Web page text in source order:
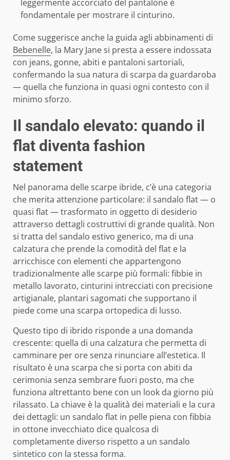
leggermente accorciato del pantalone è
fondamentale per mostrare il cinturino.
Come suggerisce anche la guida agli abbinamenti di
Bebenelle, la Mary Jane si presta a essere indossata
con jeans, gonne, abiti e pantaloni sartoriali,
confermando la sua natura di scarpa da guardaroba
— quella che funziona in quasi ogni contesto con il
minimo sforzo.
Il sandalo elevato: quando il
flat diventa fashion
statement
Nel panorama delle scarpe ibride, c’è una categoria
che merita attenzione particolare: il sandalo flat — o
quasi flat — trasformato in oggetto di desiderio
attraverso dettagli costruttivi di grande qualità. Non
si tratta del sandalo estivo generico, ma di una
calzatura che prende la comodità del flat e la
arricchisce con elementi che appartengono
tradizionalmente alle scarpe più formali: fibbie in
metallo lavorato, cinturini intrecciati con precisione
artigianale, plantari sagomati che supportano il
piede come una scarpa ortopedica di lusso.
Questo tipo di ibrido risponde a una domanda
crescente: quella di una calzatura che permetta di
camminare per ore senza rinunciare all’estetica. Il
risultato è una scarpa che si porta con abiti da
cerimonia senza sembrare fuori posto, ma che
funziona altrettanto bene con un look da giorno più
rilassato. La chiave è la qualità dei materiali e la cura
dei dettagli: un sandalo flat in pelle piena con fibbia
in ottone invecchiato dice qualcosa di
completamente diverso rispetto a un sandalo
sintetico con la stessa forma.